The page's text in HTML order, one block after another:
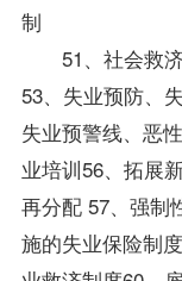
制
51、社会救济
53、失业预防、
失业预警线、恶
业培训56、拓展
再分配 57、强制
施的失业保险制